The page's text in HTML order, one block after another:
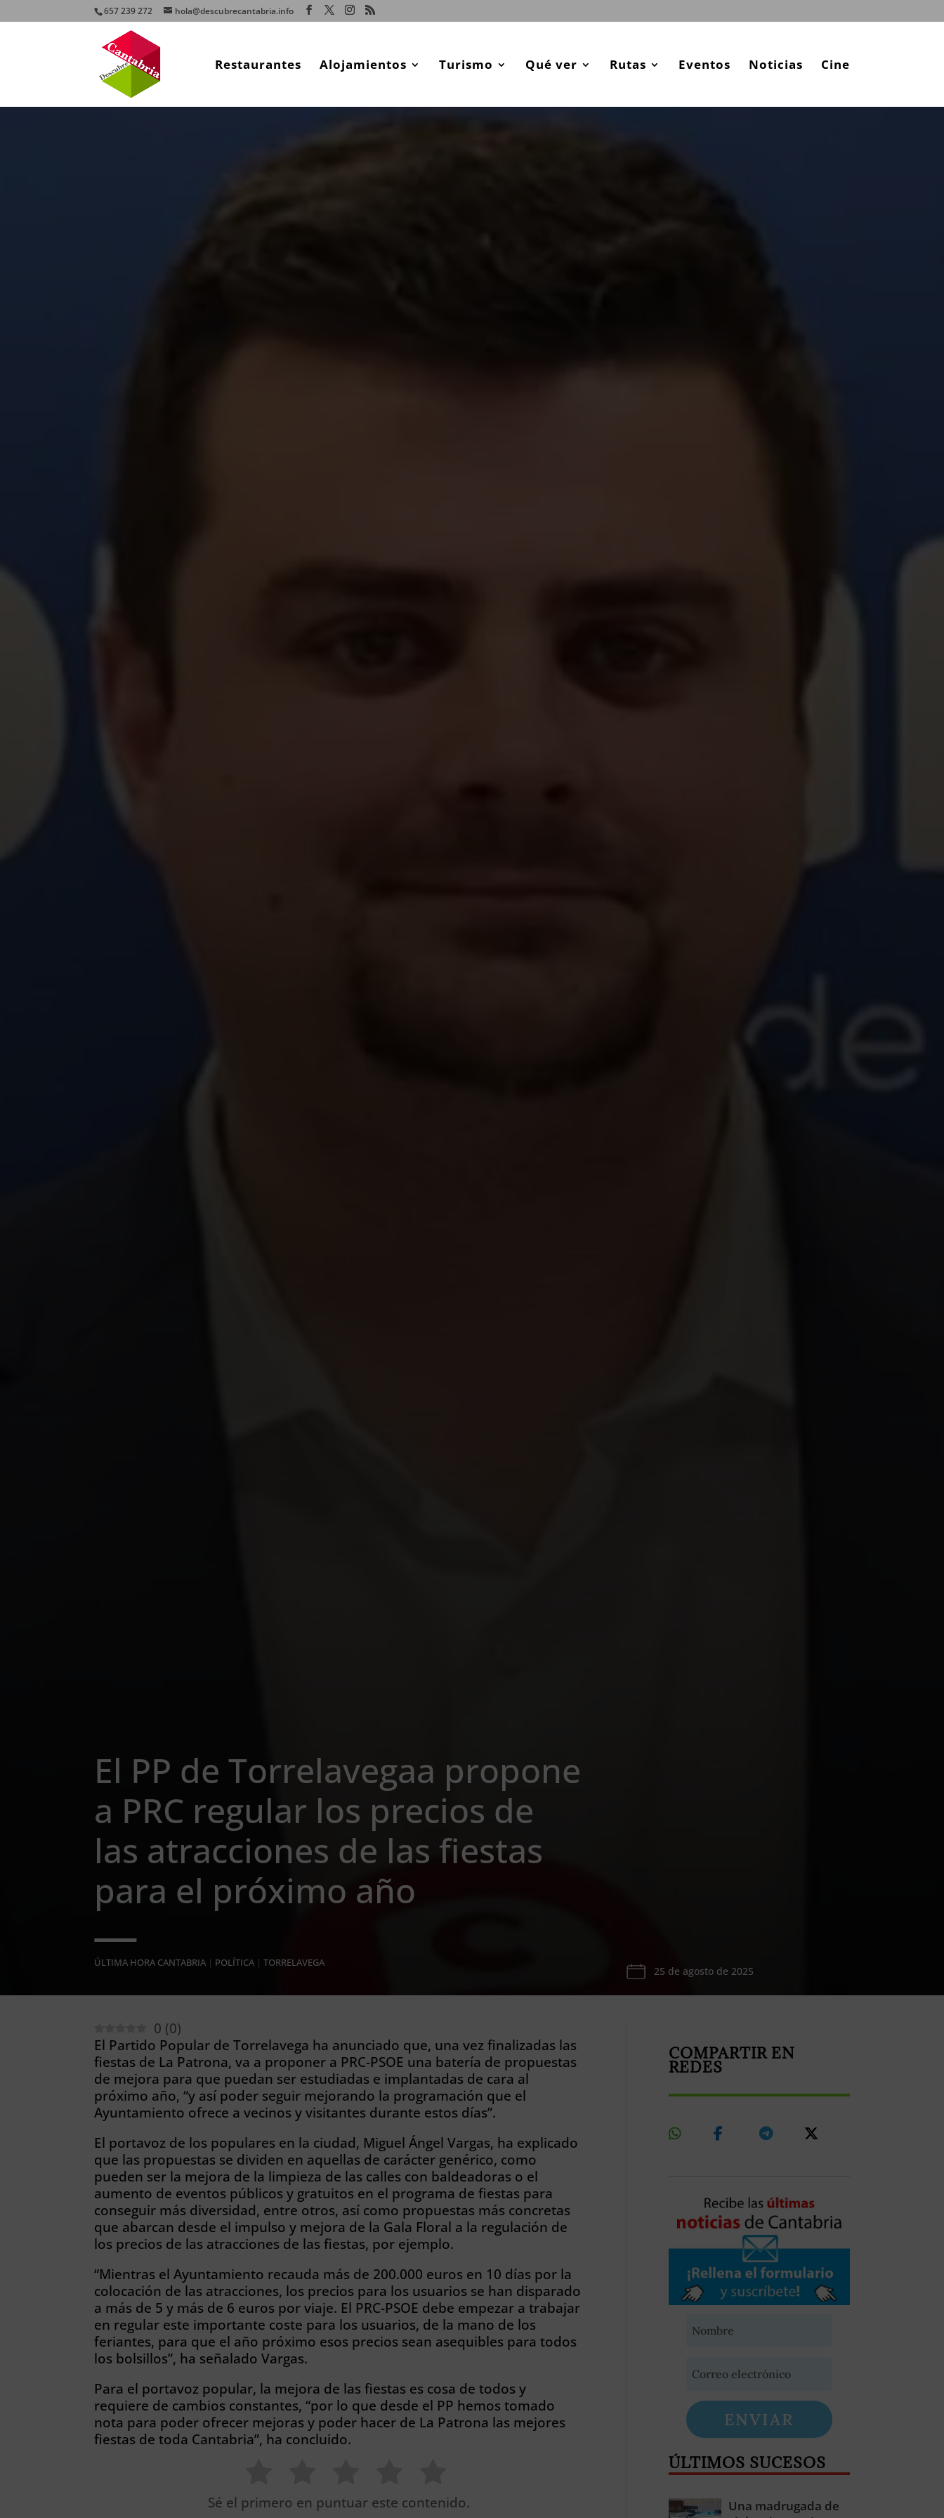
657 239 272 hola@descubrecantabria.info
Restaurantes Alojamientos Turismo Qué ver Rutas Eventos Noticias Cine
El PP de Torrelavegaa propone
a PRC regular los precios de
las atracciones de las fiestas
para el próximo año
ÚLTIMA HORA CANTABRIA | POLÍTICA |TORRELAVEGA
25 de agosto de 2025
0 (0)
El Partido Popular de Torrelavega ha anunciado que, una vez finalizadas las
fiestas de La Patrona, va a proponer a PRC-PSOE una batería de propuestas
de mejora para que puedan ser estudiadas e implantadas de cara al
próximo año, “y así poder seguir mejorando la programación que el
Ayuntamiento ofrece a vecinos y visitantes durante estos días”.
El portavoz de los populares en la ciudad, Miguel Ángel Vargas, ha explicado
que las propuestas se dividen en aquellas de carácter genérico, como
pueden ser la mejora de la limpieza de las calles con baldeadoras o el
aumento de eventos públicos y gratuitos en el programa de fiestas para
conseguir más diversidad, entre otros, así como propuestas más concretas
que abarcan desde el impulso y mejora de la Gala Floral a la regulación de
los precios de las atracciones de las fiestas, por ejemplo.
“Mientras el Ayuntamiento recauda más de 200.000 euros en 10 días por la
colocación de las atracciones, los precios para los usuarios se han disparado
a más de 5 y más de 6 euros por viaje. El PRC-PSOE debe empezar a trabajar
en regular este importante coste para los usuarios, de la mano de los
feriantes, para que el año próximo esos precios sean asequibles para todos
los bolsillos”, ha señalado Vargas.
Para el portavoz popular, la mejora de las fiestas es cosa de todos y
requiere de cambios constantes, “por lo que desde el PP hemos tomado
nota para poder ofrecer mejoras y poder hacer de La Patrona las mejores
fiestas de toda Cantabria”, ha concluido.
Sé el primero en puntuar este contenido.
COMPARTIR EN
REDES
ENVIAR
ÚLTIMOS SUCESOS
Una madrugada de